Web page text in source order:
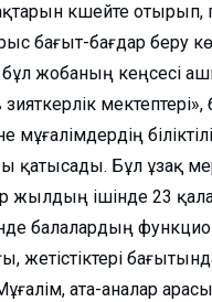
күшейте отырып,
бағыт-бағдар беру
жобаның кеңсесі
мектептері»,
мұғалімдердің
қатысады. Бұл ұзақ
жылдың ішінде 23
балалардың
жетістіктері
ата-аналар